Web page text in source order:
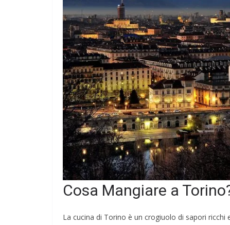
Cosa Mangiare a
La cucina di Torino è un crogiuolo di sapori